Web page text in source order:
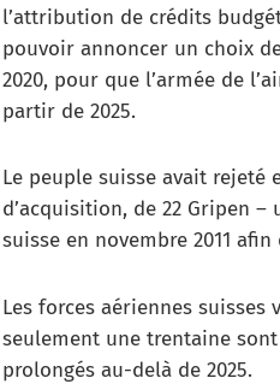
l’attribution de crédits
pouvoir annoncer un choix
2020, pour que l’armée de
partir de 2025.
Le peuple suisse avait rejeté
d’acquisition, de 22 Gripen
suisse en novembre 2011
Les forces aériennes
seulement une trentaine
prolongés au-delà de 2025.